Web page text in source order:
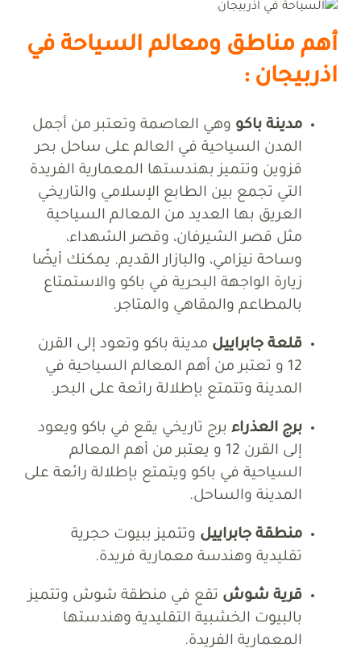
أهم مناطق ومعالم السياحة في
اذربيجان :
مدينة باكو وهي العاصمة وتعتبر من أجمل
المدن السياحية في العالم على ساحل بحر
قزوين وتتميز بهندستها المعمارية الفريدة
التي تجمع بين الطابع الإسلامي والتاريخي
العريق بها العديد من المعالم السياحية
مثل قصر الشيرفان، وقصر الشهداء،
وساحة نيزامي، والبازار القديم. يمكنك أيضًا
زيارة الواجهة البحرية في باكو والاستمتاع
بالمطاعم والمقاهي والمتاجر.
قلعة جابراييل مدينة باكو وتعود إلى القرن
12 و تعتبر من أهم المعالم السياحية في
المدينة وتتمتع بإطلالة رائعة على البحر.
برج العذراء برج تاريخي يقع في باكو ويعود
إلى القرن 12 و يعتبر من أهم المعالم
السياحية في باكو ويتمتع بإطلالة رائعة على
المدينة والساحل.
منطقة جابراييل وتتميز ببيوت حجرية
تقليدية وهندسة معمارية فريدة.
قرية شوش تقع في منطقة شوش وتتميز
بالبيوت الخشبية التقليدية وهندستها
المعمارية الفريدة.